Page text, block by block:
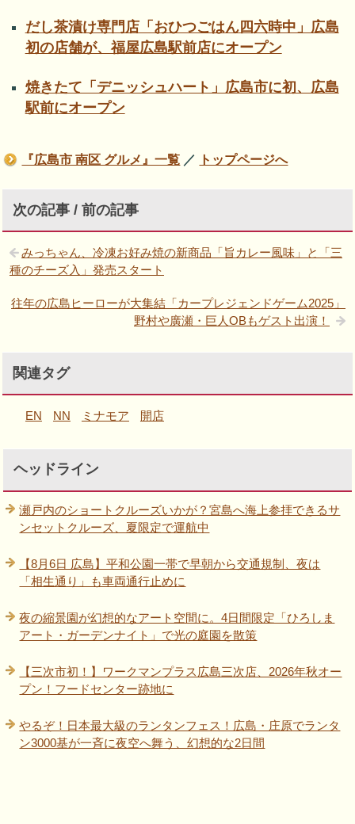
だし茶漬け専門店「おひつごはん四六時中」広島
初の店舗が、福屋広島駅前店にオープン
焼きたて「デニッシュハート」広島市に初、広島
駅前にオープン
『広島市 南区 グルメ』一覧 ／ トップページへ
次の記事 / 前の記事
みっちゃん、冷凍お好み焼の新商品「旨カレー風味」と「三
種のチーズ入」発売スタート
往年の広島ヒーローが大集結「カープレジェンドゲーム2025」
野村や廣瀬・巨人OBもゲスト出演！
関連タグ
EN NN ミナモア 開店
ヘッドライン
瀬戸内のショートクルーズいかが？宮島へ海上参拝できるサ
ンセットクルーズ、夏限定で運航中
【8月6日 広島】平和公園一帯で早朝から交通規制、夜は
「相生通り」も車両通行止めに
夜の縮景園が幻想的なアート空間に。4日間限定「ひろしま
アート・ガーデンナイト」で光の庭園を散策
【三次市初！】ワークマンプラス広島三次店、2026年秋オー
プン！フードセンター跡地に
やるぞ！日本最大級のランタンフェス！広島・庄原でランタ
ン3000基が一斉に夜空へ舞う、幻想的な2日間